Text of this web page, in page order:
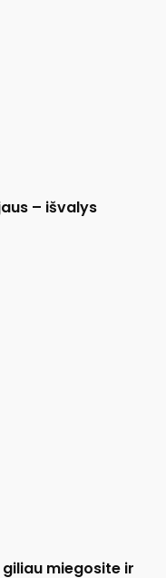
– išvalys
miegosite ir